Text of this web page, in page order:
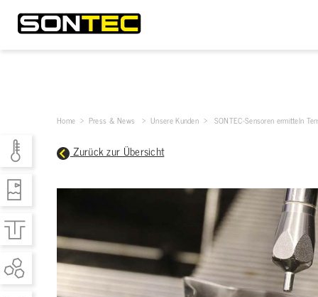
Home > Press & News >Unsere Kunden > SONTEC-Sensoren ermitteln
Zurück zur Übersicht